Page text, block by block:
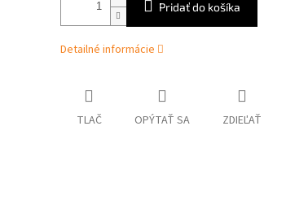
Pridať do košíka
Detailné informácie
TLAČ OPÝTAŤ SA ZDIEĽAŤ